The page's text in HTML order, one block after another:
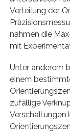
Verteilung der
nahmen die
mit
Unter anderem
einem
zufällige
Verschaltungen